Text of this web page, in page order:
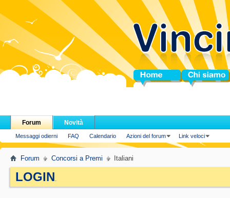
Home Chi siamo
Forum
Messaggi odierni FAQ Calendario Azioni del forum Link veloci
Novità
Forum Concorsi a Premi Italiani
LOGIN.